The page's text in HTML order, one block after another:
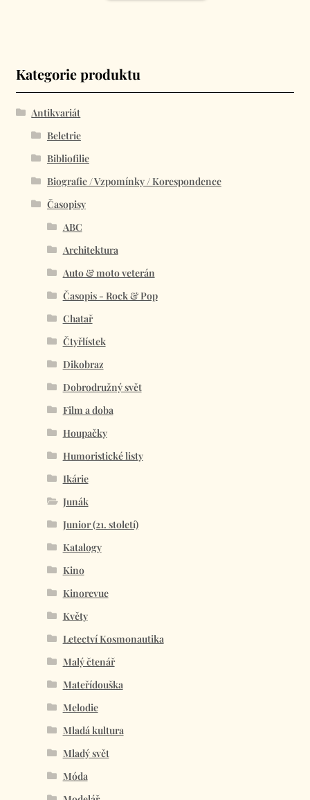
Kategorie produktu
Antikvariát
Beletrie
Bibliofilie
Biografie / Vzpomínky / Korespondence
Časopisy
ABC
Architektura
Auto & moto veterán
Časopis - Rock & Pop
Chatař
Čtyřlístek
Dikobraz
Dobrodružný svět
Film a doba
Houpačky
Humoristické listy
Ikárie
Junák
Junior (21. století)
Katalogy
Kino
Kinorevue
Květy
Letectví Kosmonautika
Malý čtenář
Mateřídouška
Melodie
Mladá kultura
Mladý svět
Móda